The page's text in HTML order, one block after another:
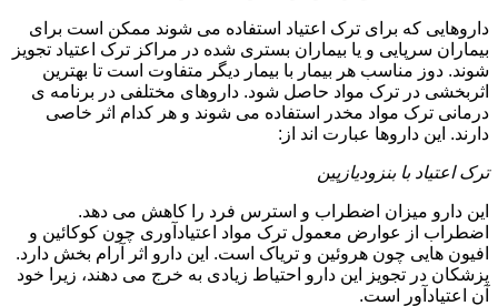
داروهایی که برای ترک اعتیاد استفاده می شوند ممکن است برای
بیماران سرپایی و یا بیماران بستری شده در مراکز ترک اعتیاد تجویز
شوند. دوز مناسب هر بیمار با بیمار دیگر متفاوت است تا بهترین
اثربخشی در ترک مواد حاصل شود. داروهای مختلفی در برنامه ی
درمانی ترک مواد مخدر استفاده می شوند و هر کدام اثر خاصی
دارند. این داروها عبارت اند از:
ترک اعتیاد با بنزودیازپین
این دارو میزان اضطراب و استرس فرد را کاهش می دهد.
اضطراب از عوارض معمول ترک مواد اعتیادآوری چون کوکائین و
افیون هایی چون هروئین و تریاک است. این دارو اثر آرام بخش دارد.
پزشکان در تجویز این دارو احتیاط زیادی به خرج می دهند، زیرا خود
آن اعتیادآور است.